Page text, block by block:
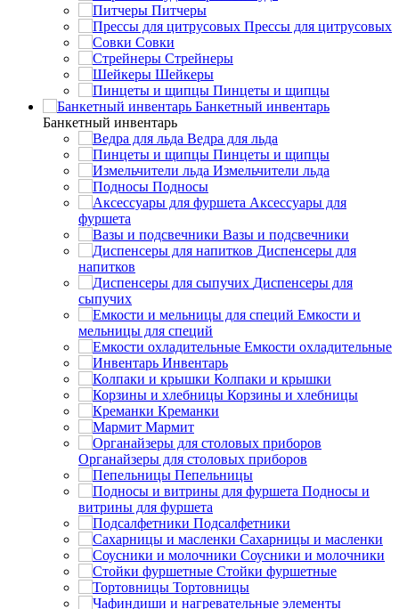
Питчеры
Прессы для цитрусовых
Совки
Стрейнеры
Шейкеры
Пинцеты и щипцы
Банкетный инвентарь
Банкетный инвентарь
Ведра для льда
Пинцеты и щипцы
Измельчители льда
Подносы
Аксессуары для
фуршета
Вазы и подсвечники
Диспенсеры для
напитков
Диспенсеры для
сыпучих
Емкости и
мельницы для специй
Емкости охладительные
Инвентарь
Колпаки и крышки
Корзины и хлебницы
Креманки
Мармит
Органайзеры для столовых приборов
Пепельницы
Подносы и
витрины для фуршета
Подсалфетники
Сахарницы и масленки
Соусники и молочники
Стойки фуршетные
Тортовницы